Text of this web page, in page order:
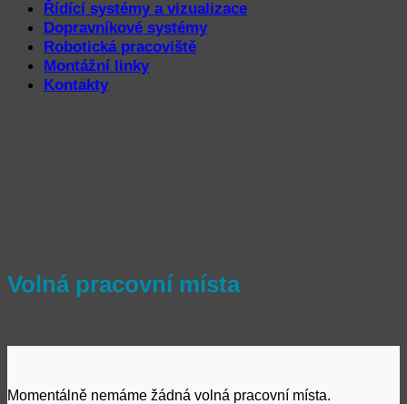
Řídící systémy a vizualizace
Dopravníkové systémy
Robotická pracoviště
Montážní linky
Kontakty
Volná pracovní místa
Momentálně nemáme žádná volná pracovní místa.